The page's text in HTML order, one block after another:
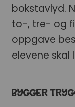
bokstavlyd.
to-, tre- og
oppgave
elevene
BYGGER